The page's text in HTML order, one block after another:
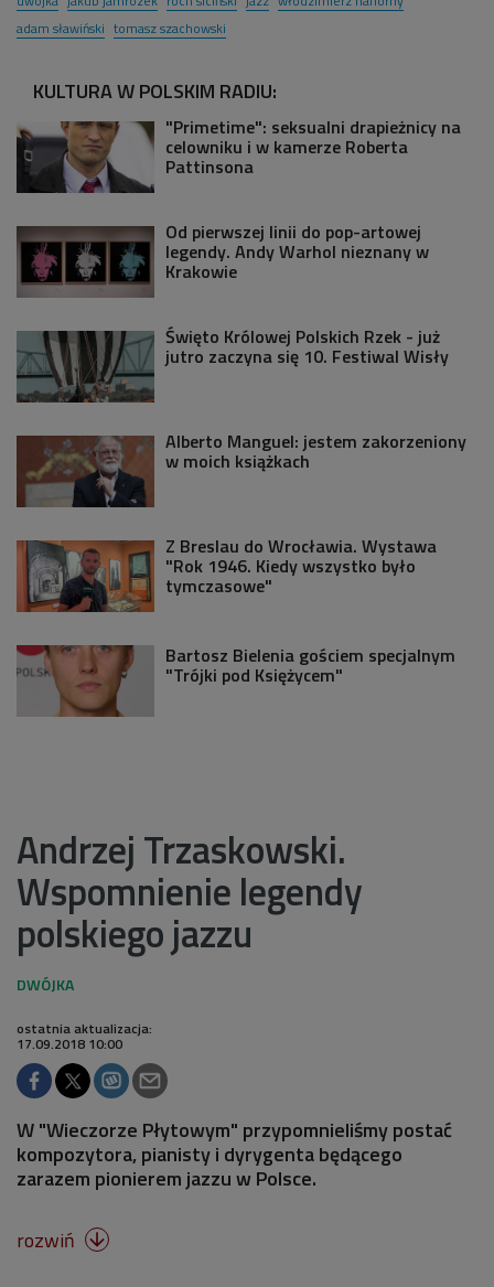
adam sławiński tomasz szachowski
KULTURA W POLSKIM RADIU:
"Primetime": seksualni drapieżnicy na
celowniku i w kamerze Roberta
Pattinsona
Od pierwszej linii do pop-artowej
legendy. Andy Warhol nieznany w
Krakowie
Święto Królowej Polskich Rzek - już
jutro zaczyna się 10. Festiwal Wisły
Alberto Manguel: jestem zakorzeniony
w moich książkach
Z Breslau do Wrocławia. Wystawa
"Rok 1946. Kiedy wszystko było
tymczasowe"
Bartosz Bielenia gościem specjalnym
"Trójki pod Księżycem"
Andrzej Trzaskowski.
Wspomnienie legendy
polskiego jazzu
ostatnia aktualizacja:
17.09.2018 10:00
W "Wieczorze Płytowym" przypomnieliśmy postać
kompozytora, pianisty i dyrygenta będącego
zarazem pionierem jazzu w Polsce.
rozwiń 